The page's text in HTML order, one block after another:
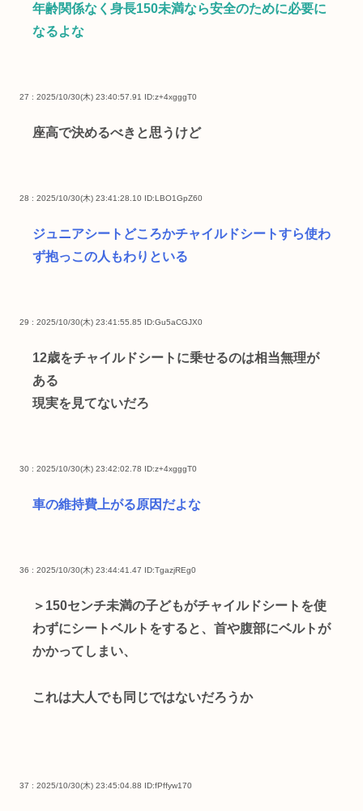
年齢関係なく身長150未満なら安全のために必要に
なるよな
27 : 2025/10/30(木) 23:40:57.91 ID:z+4xgggT0
座高で決めるべきと思うけど
28 : 2025/10/30(木) 23:41:28.10 ID:LBO1GpZ60
ジュニアシートどころかチャイルドシートすら使わ
ず抱っこの人もわりといる
29 : 2025/10/30(木) 23:41:55.85 ID:Gu5aCGJX0
12歳をチャイルドシートに乗せるのは相当無理が
ある
現実を見てないだろ
30 : 2025/10/30(木) 23:42:02.78 ID:z+4xgggT0
車の維持費上がる原因だよな
36 : 2025/10/30(木) 23:44:41.47 ID:TgazjREg0
＞150センチ未満の子どもがチャイルドシートを使
わずにシートベルトをすると、首や腹部にベルトが
かかってしまい、
これは大人でも同じではないだろうか
37 : 2025/10/30(木) 23:45:04.88 ID:fPffyw170